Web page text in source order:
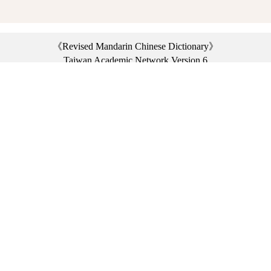
《Revised Mandarin Chinese Dictionary》
Taiwan Academic Network Version 6